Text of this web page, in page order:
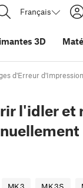
Français
3D
d'Erreur d'Impression
l'idler et